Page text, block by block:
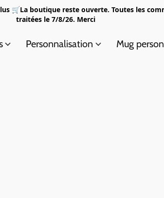
🛒La boutique reste ouverte. Toutes les
traitées le 7/8/26. Merci
Personnalisation Mug